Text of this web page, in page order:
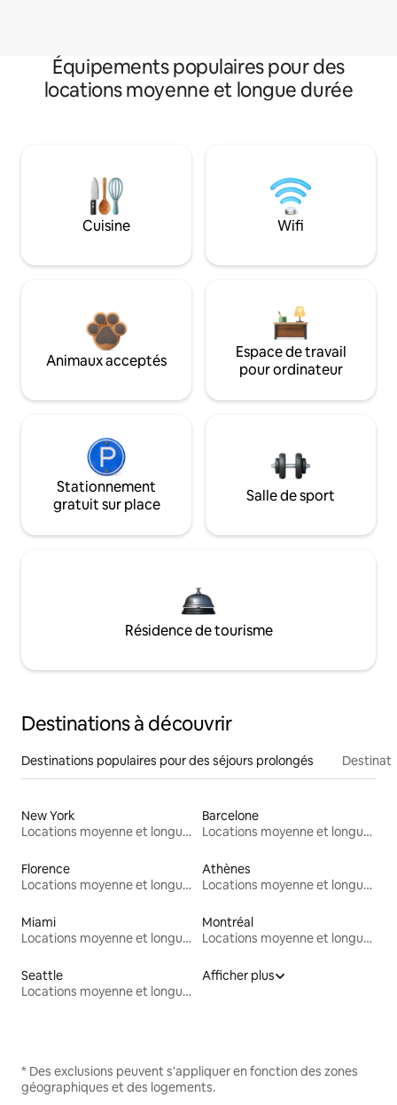
Équipements populaires pour des
locations moyenne et longue durée
Cuisine Wifi
Animaux acceptés
Espace de travail
pour ordinateur
Stationnement
gratuit sur place
Salle de sport
Résidence de tourisme
Destinations à découvrir
Destinations populaires pour des séjours prolongés
New York
Locations moyenne et longue durée
Barcelone
Locations moyenne et longue durée
Florence
Locations moyenne et longue durée
Athènes
Locations moyenne et longue durée
Miami
Locations moyenne et longue durée
Montréal
Locations moyenne et longue durée
Seattle
Locations moyenne et longue durée
Afficher plus
* Des exclusions peuvent s'appliquer en fonction des zones
géographiques et des logements.